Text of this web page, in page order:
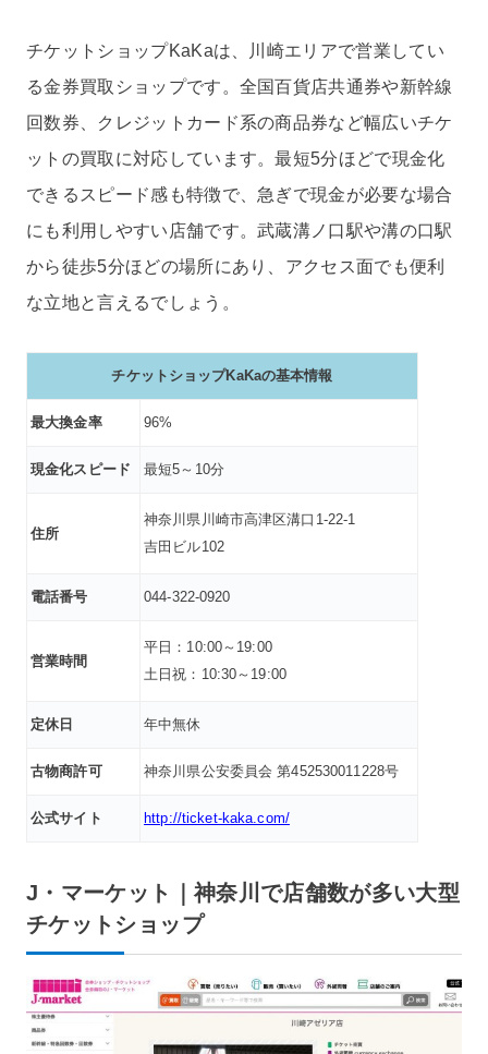
チケットショップKaKaは、川崎エリアで営業してい
る金券買取ショップです。全国百貨店共通券や新幹線
回数券、クレジットカード系の商品券など幅広いチケ
ットの買取に対応しています。最短5分ほどで現金化
できるスピード感も特徴で、急ぎで現金が必要な場合
にも利用しやすい店舗です。武蔵溝ノ口駅や溝の口駅
から徒歩5分ほどの場所にあり、アクセス面でも便利
な立地と言えるでしょう。
チケットショップKaKaの基本情報
最大換金率 96%
現金化スピード 最短5～10分
住所
神奈川県川崎市高津区溝口1-22-1
吉田ビル102
電話番号 044-322-0920
営業時間
平日：10:00～19:00
土日祝：10:30～19:00
定休日 年中無休
古物商許可 神奈川県公安委員会 第452530011228号
公式サイト http://ticket-kaka.com/
J・マーケット｜神奈川で店舗数が多い大型
チケットショップ